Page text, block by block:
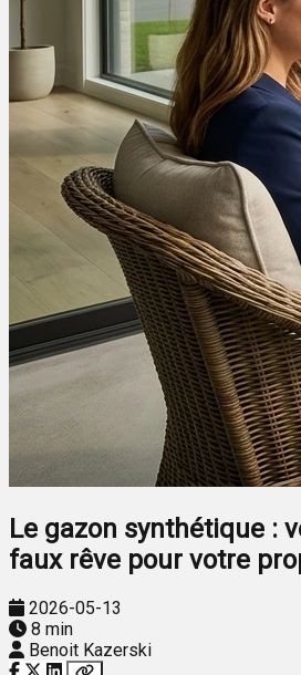
Le gazon synthétique :
faux rêve pour votre
2026-05-13
8 min
Benoit Kazerski